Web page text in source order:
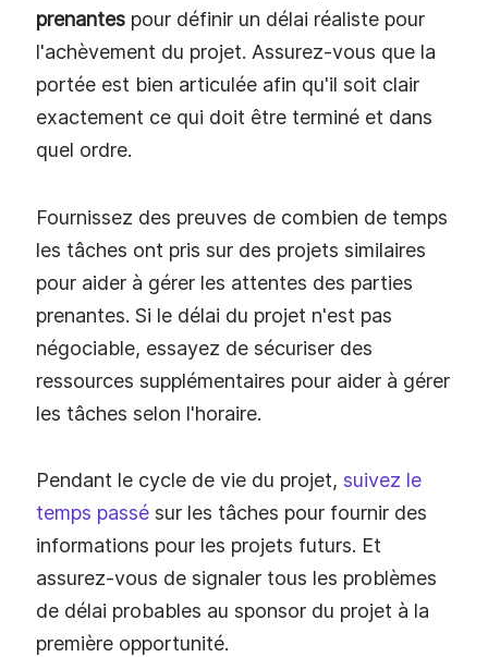
prenantes pour définir un délai réaliste pour
l'achèvement du projet. Assurez-vous que la
portée est bien articulée afin qu'il soit clair
exactement ce qui doit être terminé et dans
quel ordre.
Fournissez des preuves de combien de temps
les tâches ont pris sur des projets similaires
pour aider à gérer les attentes des parties
prenantes. Si le délai du projet n'est pas
négociable, essayez de sécuriser des
ressources supplémentaires pour aider à gérer
les tâches selon l'horaire.
Pendant le cycle de vie du projet, suivez le
temps passé sur les tâches pour fournir des
informations pour les projets futurs. Et
assurez-vous de signaler tous les problèmes
de délai probables au sponsor du projet à la
première opportunité.